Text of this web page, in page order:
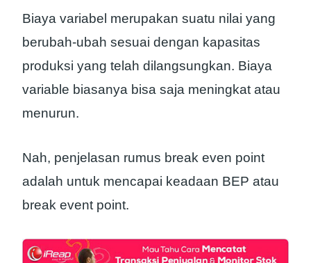
Biaya variabel merupakan suatu nilai yang
berubah-ubah sesuai dengan kapasitas
produksi yang telah dilangsungkan. Biaya
variable biasanya bisa saja meningkat atau
menurun.
Nah, penjelasan rumus break even point
adalah untuk mencapai keadaan BEP atau
break event point.